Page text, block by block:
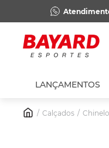
LANÇAMENTOS
Calçados